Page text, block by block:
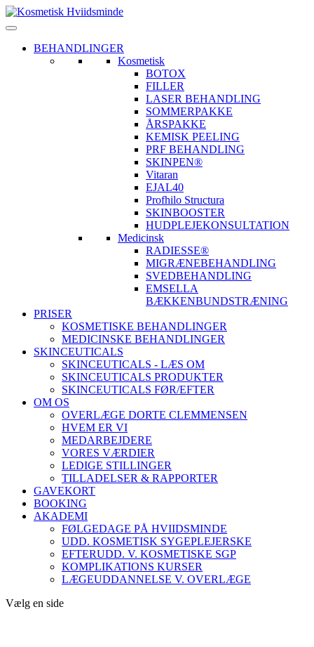
BEHANDLINGER
Kosmetisk
BOTOX
FILLER
LASER BEHANDLING
SOMMERPAKKE
ÅRSPAKKE
KEMISK PEELING
PRF BEHANDLING
SKINPEN®
Vitaran
EJAL40
Profhilo Structura
SKINBOOSTER
HUDPLEJEKONSULTATION
Medicinsk
RADIESSE®
MIGRÆNEBEHANDLING
SVEDBEHANDLING
EMSELLA
BÆKKENBUNDSTRÆNING
PRISER
KOSMETISKE BEHANDLINGER
MEDICINSKE BEHANDLINGER
SKINCEUTICALS
SKINCEUTICALS - LÆS OM
SKINCEUTICALS PRODUKTER
SKINCEUTICALS FØR/EFTER
OM OS
OVERLÆGE DORTE CLEMMENSEN
HVEM ER VI
MEDARBEJDERE
VORES VÆRDIER
LEDIGE STILLINGER
TILLADELSER & RAPPORTER
GAVEKORT
BOOKING
AKADEMI
FØLGEDAGE PÅ HVIIDSMINDE
UDD. KOSMETISK SYGEPLEJERSKE
EFTERUDD. V. KOSMETISKE SGP
KOMPLIKATIONS KURSER
LÆGEUDDANNELSE V. OVERLÆGE
Vælg en side